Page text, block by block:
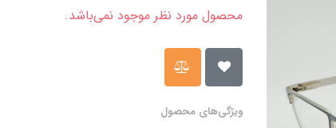
محصول مورد نظر موجود نمی‌باشد.
ویژگی‌های محصول